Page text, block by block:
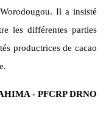
Il a insisté
les différentes parties
productrices de cacao
- PFCRP DRNO